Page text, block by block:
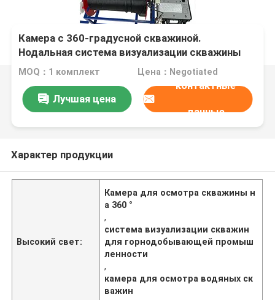
Камера с 360-градусной скважиной.
Нодальная система визуализации скважины
для инженерной геологии, гидрогеологии,
горной и скважинной инспекции.
MOQ：1 комплект Цена：Negotiated
Лучшая цена
контактные
данные
Характер продукции
Высокий свет:
Камера для осмотра скважины н
а 360 °
,
система визуализации скважин
для горнодобывающей промыш
ленности
,
камера для осмотра водяных ск
важин